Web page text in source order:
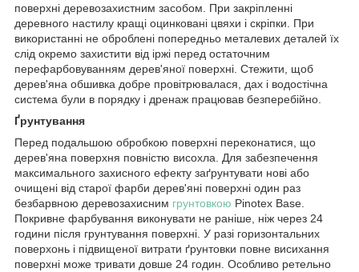
поверхні деревозахистним засобом. При закріпленні
деревного настилу кращі оцинковані цвяхи і скріпки. При
використанні не оброблені попередньо металевих деталей їх
слід окремо захистити від іржі перед остаточним
перефарбовуванням дерев'яної поверхні. Стежити, щоб
дерев'яна обшивка добре провітрювалася, дах і водостічна
система були в порядку і дренаж працював безперебійно.
Ґрунтування
Перед подальшою обробкою поверхні переконатися, що
дерев'яна поверхня повністю висохла. Для забезпечення
максимального захисного ефекту заґрунтувати нові або
очищені від старої фарби дерев'яні поверхні один раз
безбарвною деревозахисним грунтовкою Pinotex Base.
Покривне фарбування виконувати не раніше, ніж через 24
години після грунтування поверхні. У разі горизонтальних
поверхонь і підвищеної витрати ґрунтовки повне висихання
поверхні може тривати довше 24 годин. Особливо ретельно